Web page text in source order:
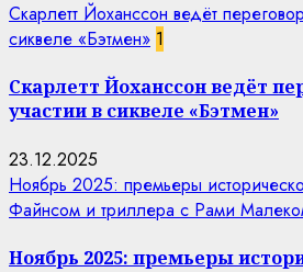
Скарлетт Йоханссон ведёт
сиквеле «Бэтмен» 1
Скарлетт Йоханссон ведёт
участии в сиквеле «Бэтмен»
23.12.2025
Ноябрь 2025: премьеры
Файнсом и триллера с Рами
Ноябрь 2025: премьеры